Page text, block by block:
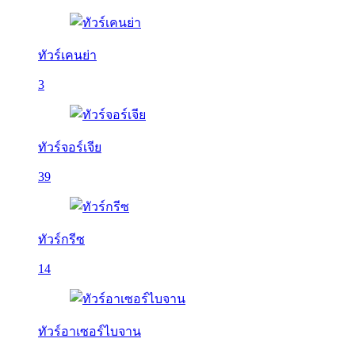
ทัวร์เคนย่า
3
ทัวร์จอร์เจีย
39
ทัวร์กรีซ
14
ทัวร์อาเซอร์ไบจาน